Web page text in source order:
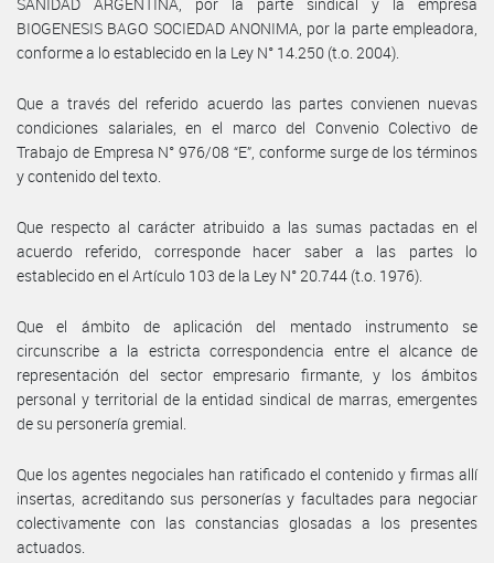
BIOGENESIS BAGO SOCIEDAD ANONIMA, por la parte empleadora,
conforme a lo establecido en la Ley N° 14.250 (t.o. 2004).
Que a través del referido acuerdo las partes convienen nuevas
condiciones salariales, en el marco del Convenio Colectivo de
Trabajo de Empresa N° 976/08 “E”, conforme surge de los términos
y contenido del texto.
Que respecto al carácter atribuido a las sumas pactadas en el
acuerdo referido, corresponde hacer saber a las partes lo
establecido en el Artículo 103 de la Ley N° 20.744 (t.o. 1976).
Que el ámbito de aplicación del mentado instrumento se
circunscribe a la estricta correspondencia entre el alcance de
representación del sector empresario firmante, y los ámbitos
personal y territorial de la entidad sindical de marras, emergentes
de su personería gremial.
Que los agentes negociales han ratificado el contenido y firmas allí
insertas, acreditando sus personerías y facultades para negociar
colectivamente con las constancias glosadas a los presentes
actuados.